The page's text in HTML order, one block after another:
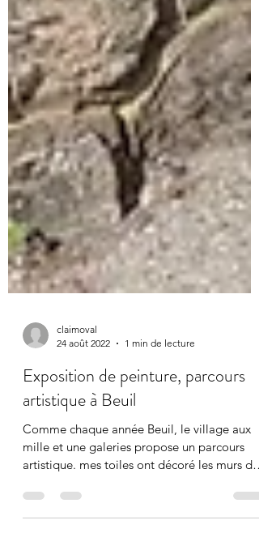
claimoval
24 août 2022
1 min de lecture
Exposition de peinture, parcours
artistique à Beuil
Comme chaque année Beuil, le village aux
artistique. mes toiles ont décoré les murs de
la...